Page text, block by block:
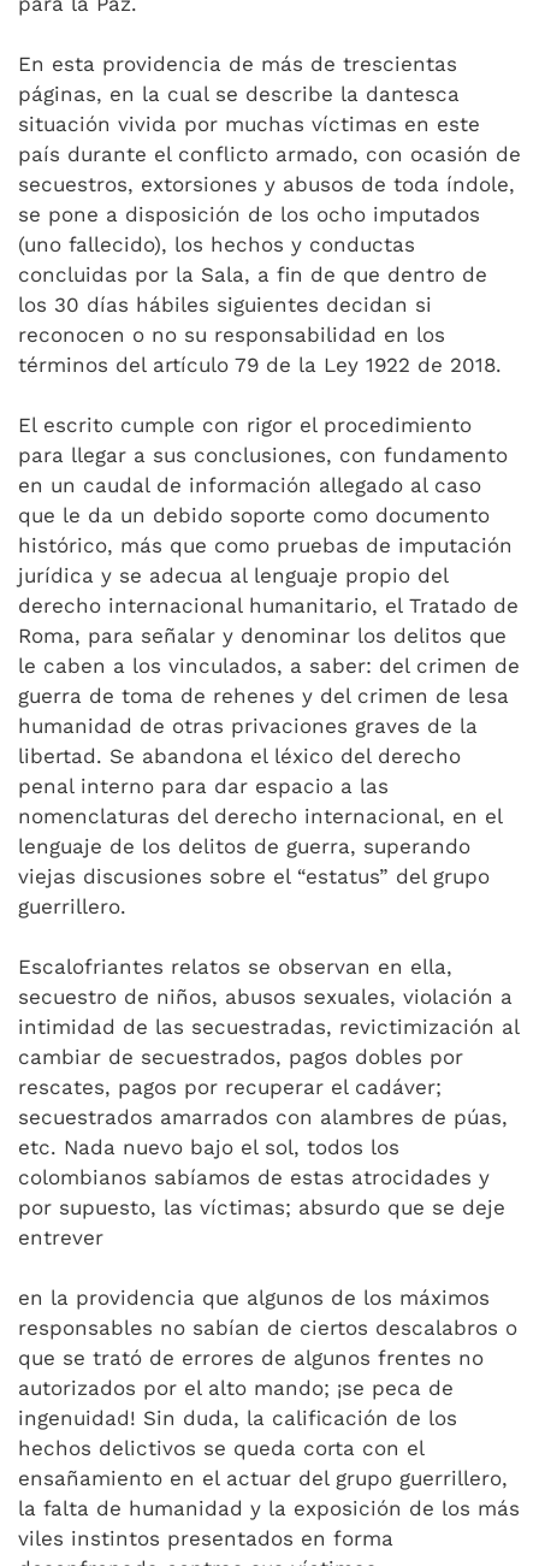
En esta providencia de más de trescientas
páginas, en la cual se describe la dantesca
situación vivida por muchas víctimas en este
país durante el conflicto armado, con ocasión de
secuestros, extorsiones y abusos de toda índole,
se pone a disposición de los ocho imputados
(uno fallecido), los hechos y conductas
concluidas por la Sala, a fin de que dentro de
los 30 días hábiles siguientes decidan si
reconocen o no su responsabilidad en los
términos del artículo 79 de la Ley 1922 de 2018.
El escrito cumple con rigor el procedimiento
para llegar a sus conclusiones, con fundamento
en un caudal de información allegado al caso
que le da un debido soporte como documento
histórico, más que como pruebas de imputación
jurídica y se adecua al lenguaje propio del
derecho internacional humanitario, el Tratado de
Roma, para señalar y denominar los delitos que
le caben a los vinculados, a saber: del crimen de
guerra de toma de rehenes y del crimen de lesa
humanidad de otras privaciones graves de la
libertad. Se abandona el léxico del derecho
penal interno para dar espacio a las
nomenclaturas del derecho internacional, en el
lenguaje de los delitos de guerra, superando
viejas discusiones sobre el “estatus” del grupo
guerrillero.
Escalofriantes relatos se observan en ella,
secuestro de niños, abusos sexuales, violación a
intimidad de las secuestradas, revictimización al
cambiar de secuestrados, pagos dobles por
rescates, pagos por recuperar el cadáver;
secuestrados amarrados con alambres de púas,
etc. Nada nuevo bajo el sol, todos los
colombianos sabíamos de estas atrocidades y
por supuesto, las víctimas; absurdo que se deje
entrever
en la providencia que algunos de los máximos
responsables no sabían de ciertos descalabros o
que se trató de errores de algunos frentes no
autorizados por el alto mando; ¡se peca de
ingenuidad! Sin duda, la calificación de los
hechos delictivos se queda corta con el
ensañamiento en el actuar del grupo guerrillero,
la falta de humanidad y la exposición de los más
viles instintos presentados en forma